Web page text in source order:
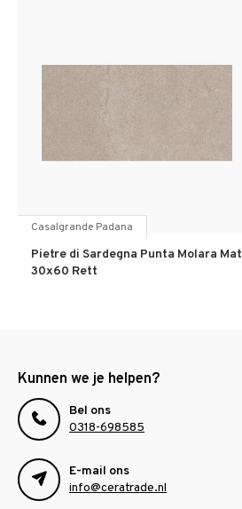
Casalgrande Padana
Pietre di Sardegna Punta Molara Mat
30x60 Rett
Kunnen we je helpen?
Bel ons
0318-698585
E-mail ons
info@ceratrade.nl